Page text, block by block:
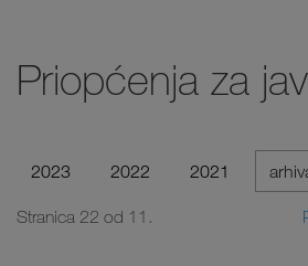
Priopćenja za
2023 2022 2021
Stranica 22 od 11.